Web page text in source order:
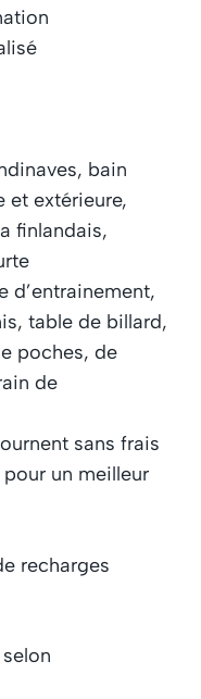
bain
et extérieure,
finlandais,
d’entrainement,
table de billard,
poches, de
de
sans frais
un meilleur
recharges